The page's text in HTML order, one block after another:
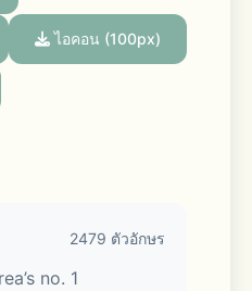
ไอคอน (100px)
2479 ตัวอักษร
no. 1